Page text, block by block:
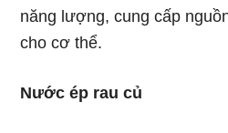
năng lượng, cung cấp
cho cơ thể.
Nước ép rau củ